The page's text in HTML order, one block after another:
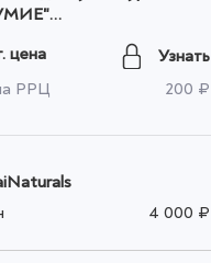
цена
Узнать
РРЦ
200 ₽
4 000 ₽